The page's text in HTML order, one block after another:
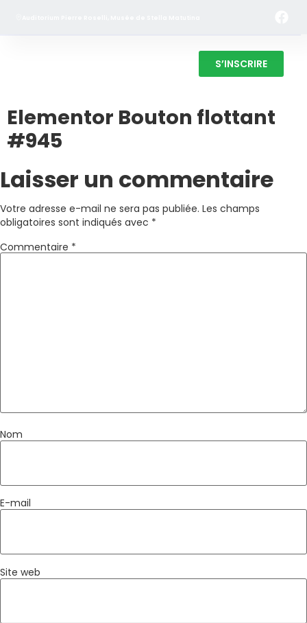
S’INSCRIRE
Elementor Bouton flottant
#945
Laisser un commentaire
Votre adresse e-mail ne sera pas publiée. Les champs
obligatoires sont indiqués avec *
Commentaire *
Nom
E-mail
Site web